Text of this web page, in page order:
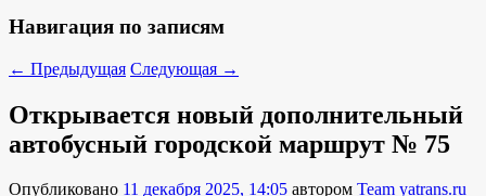
Навигация по записям
← Предыдущая Следующая →
Открывается новый дополнительный
автобусный городской маршрут № 75
Опубликовано 11 декабря 2025, 14:05 автором Team yatrans.ru